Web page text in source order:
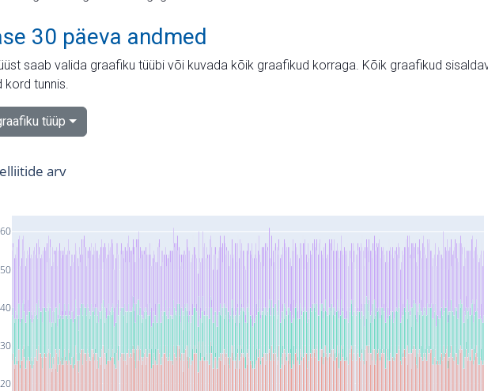
30 päeva andmed
saab valida graafiku tüübi või kuvada kõik graafikud korraga. Kõik graafikud
kord tunnis.
tüüp
20
30
40
50
60
arv